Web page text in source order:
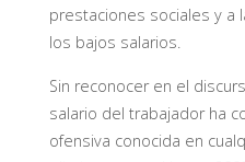
prestaciones sociales y a
los bajos salarios.
Sin reconocer en el
salario del trabajador ha
ofensiva conocida en